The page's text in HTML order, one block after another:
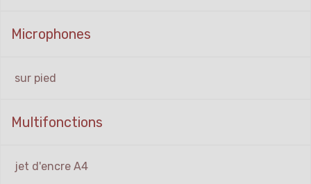
Microphones
sur pied
Multifonctions
jet d'encre A4